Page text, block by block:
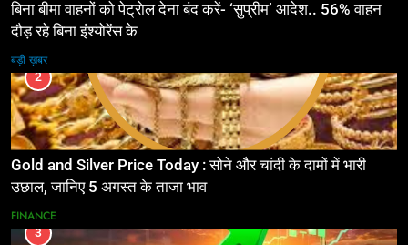
बिना बीमा वाहनों को पेट्राेल देना बंद करें- ‘सुप्रीम’ आदेश.. 56% वाहन
दौड़ रहे बिना इंश्योरेंस के
बड़ी ख़बर
2
Gold and Silver Price Today : सोने और चांदी के दामों में भारी
उछाल, जानिए 5 अगस्त के ताजा भाव
FINANCE
3